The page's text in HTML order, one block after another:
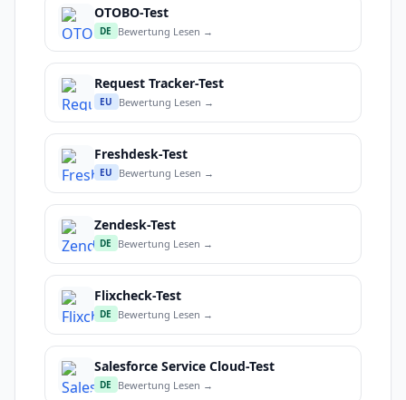
OTOBO-Test
DE Bewertung Lesen →
Request Tracker-Test
EU Bewertung Lesen →
Freshdesk-Test
EU Bewertung Lesen →
Zendesk-Test
DE Bewertung Lesen →
Flixcheck-Test
DE Bewertung Lesen →
Salesforce Service Cloud-Test
DE Bewertung Lesen →